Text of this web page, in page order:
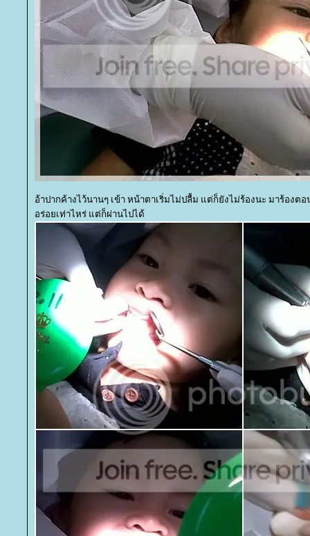
อ้าปากค้างไว้นานๆ เข้า หน้าตาเริ่มไม่ปลื้ม แต่ก็ยังไม่ร้องนะ มาร้องต
อร่อยเท่าไหร่ แต่ก็ผ่านไปได้